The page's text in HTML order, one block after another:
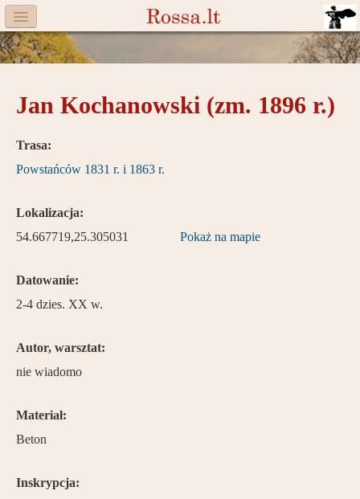
Menu
Facebook
Komitet
Książka
Cegiełki
Trasy
Partnerzy
Jan Kochanowski (zm. 1896 r.)
Trasa:
Powstańców 1831 r. i 1863 r.
Lokalizacja:
54.667719,25.305031
Pokaż na mapie
Datowanie:
2-4 dzies. XX w.
Autor, warsztat:
nie wiadomo
Materiał:
Beton
Inskrypcja: